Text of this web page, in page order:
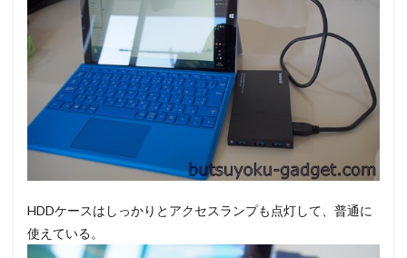
HDDケースはしっかりとアクセスランプも点灯して、普通に
使えている。